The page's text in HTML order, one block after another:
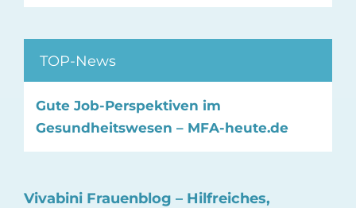
TOP-News
Gute Job-Perspektiven im
Gesundheitswesen – MFA-heute.de
Vivabini Frauenblog – Hilfreiches,